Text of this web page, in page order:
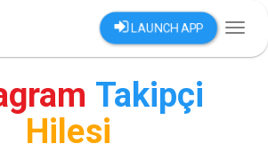
LAUNCH APP
Takipçi
Hilesi